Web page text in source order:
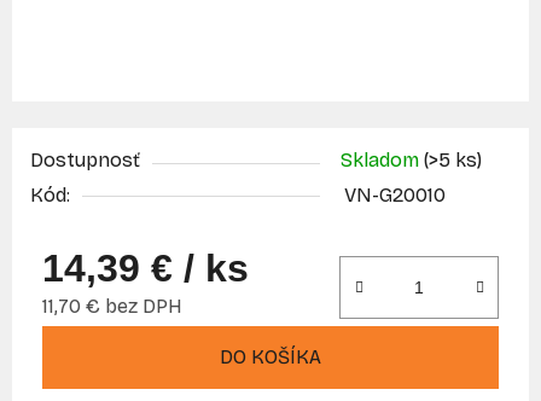
Dostupnosť Skladom (>5 ks)
Kód:
VN-G20010
14,39 € / ks
11,70 € bez DPH
DO KOŠÍKA